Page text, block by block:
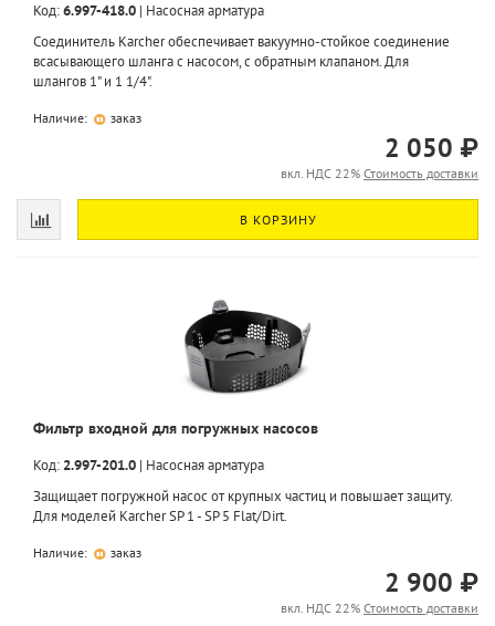
Код:6.997-418.0 | Насосная арматура
Соединитель Karcher обеспечивает вакуумно-стойкое соединение
всасывающего шланга с насосом, с обратным клапаном. Для
шлангов 1" и 1 1/4".
Наличие: заказ
2 050 ₽
вкл. НДС 22% Стоимость доставки
В КОРЗИНУ
Фильтр входной для погружных насосов
Код: 2.997-201.0 | Насосная арматура
Защищает погружной насос от крупных частиц и повышает защиту.
Для моделей Karcher SP 1 - SP 5 Flat/Dirt.
Наличие: заказ
2 900 ₽
вкл. НДС 22% Стоимость доставки